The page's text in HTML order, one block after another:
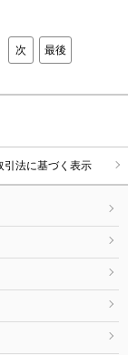
次 最後
引法に基づく表示